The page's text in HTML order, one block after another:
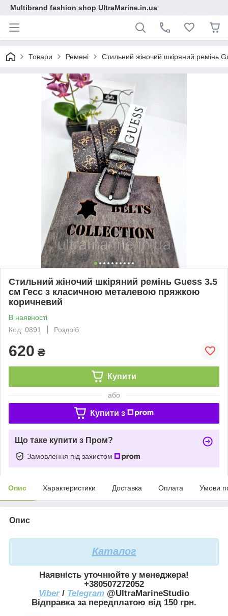
Multibrand fashion shop UltraMarine.in.ua
Товари Ремені Стильний жіночий шкіряний ремінь
Стильний жіночий шкіряний ремінь Guess 3.5
см Гесс з класичною металевою пряжкою
коричневий
В наявності
Код: 0891
Роздріб
620 ₴
Купити
або
Купити з
Що таке купити з Пром?
Замовлення під захистом
Опис Характеристики Доставка Оплата Умови
Опис
Каталог
Наявність уточнюйте у менеджера!
+380507272052
Viber/ Telegram @UltraMarineStudio
Відправка за передплатою від 150 грн.